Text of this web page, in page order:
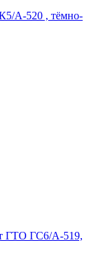
А-520 , тёмно-
ГТО ГС6/А-519,